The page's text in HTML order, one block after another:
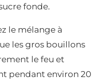
fonde.
le mélange à
les gros bouillons
le feu et
pendant environ 20